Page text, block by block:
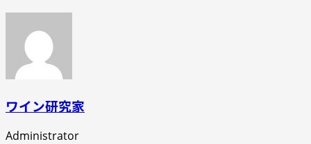
ワイン研究家
Administrator